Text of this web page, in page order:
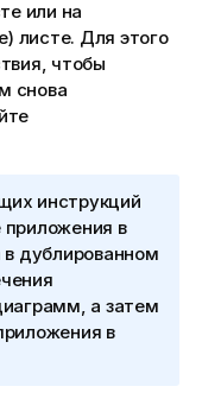
или на
листе. Для этого
чтобы
снова
инструкций
приложения в
в дублированном
а затем
в